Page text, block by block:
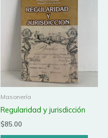
Masonería
Regularidad y jurisdicción
$85.00